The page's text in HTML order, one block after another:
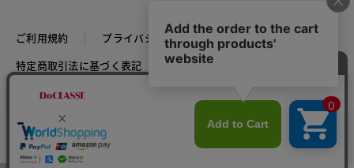
カラー・サイズを選択する
ご利用規約
プライバシーポリシー
特定商取引法に基づく表記
推奨環境
COPYRIGHT © DoCLASSE ALL RIGHTS RESERVED.